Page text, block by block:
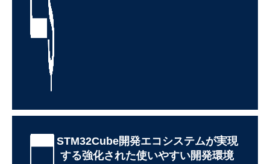
STM32Cube開発エコシステムが実現
する強化された使いやすい開発環境